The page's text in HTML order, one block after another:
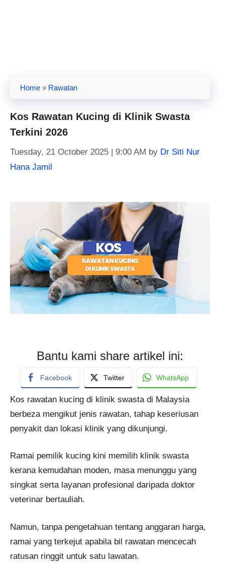
Home » Rawatan
Kos Rawatan Kucing di Klinik Swasta
Terkini 2026
Tuesday, 21 October 2025 | 9:00 AM by Dr Siti Nur
Hana Jamil
Bantu kami share artikel ini:
Facebook Twitter WhatsApp
Kos rawatan kucing di klinik swasta di Malaysia
berbeza mengikut jenis rawatan, tahap keseriusan
penyakit dan lokasi klinik yang dikunjungi.
Ramai pemilik kucing kini memilih klinik swasta
kerana kemudahan moden, masa menunggu yang
singkat serta layanan profesional daripada doktor
veterinar bertauliah.
Namun, tanpa pengetahuan tentang anggaran harga,
ramai yang terkejut apabila bil rawatan mencecah
ratusan ringgit untuk satu lawatan.